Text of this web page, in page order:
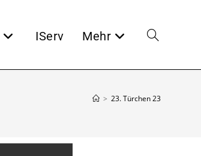
IServ Mehr
> 23. Türchen 23